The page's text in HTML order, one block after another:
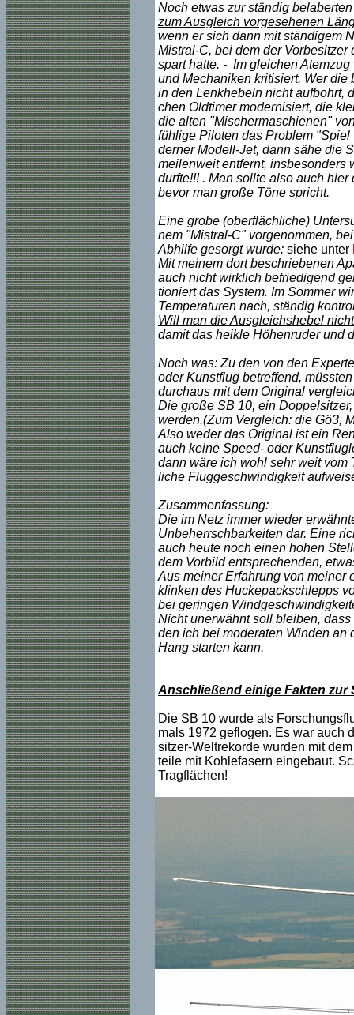
Noch etwas zur ständig
zum Ausgleich vorgesehenen
wenn er sich dann mit ständigem
Mistral-C, bei dem der
spart hatte. - Im gleichen
und Mechaniken kritisiert. Wer
in den Lenkhebeln nicht aufbohrt,
chen Oldtimer modernisiert, die
die alten "Mischermaschienen"
fühlige Piloten das Problem
derner Modell-Jet, dann sähe die
meilenweit entfernt,
durfte!!! . Man sollte also auch
bevor man große Töne spricht.
Eine grobe (oberflächliche)
nem "Mistral-C" vorgenommen,
Abhilfe gesorgt wurde: siehe unter
Mit meinem dort beschriebenen
auch nicht wirklich befriedigend
tioniert das System. Im Sommer
Temperaturen nach, ständig
Will man die Ausgleichshebel
damit das heikle Höhenruder und
Noch was: Zu den von den
oder Kunstflug betreffend,
durchaus mit dem Original
Die große SB 10, ein
werden.(Zum Vergleich: die Gö3,
Also weder das Original ist ein
auch keine Speed- oder
dann wäre ich wohl sehr weit vom
liche Fluggeschwindigkeit
Zusammenfassung:
Die im Netz immer wieder
Unbeherrschbarkeiten dar. Eine
auch heute noch einen hohen
dem Vorbild entsprechenden,
Aus meiner Erfahrung von meiner
klinken des Huckepackschlepps
bei geringen
Nicht unerwähnt soll bleiben,
den ich bei moderaten Winden an
Hang starten kann.
Anschließend einige Fakten zur
Die SB 10 wurde als
mals 1972 geflogen. Es war auch
sitzer-Weltrekorde wurden mit
teile mit Kohlefasern eingebaut.
Tragflächen!